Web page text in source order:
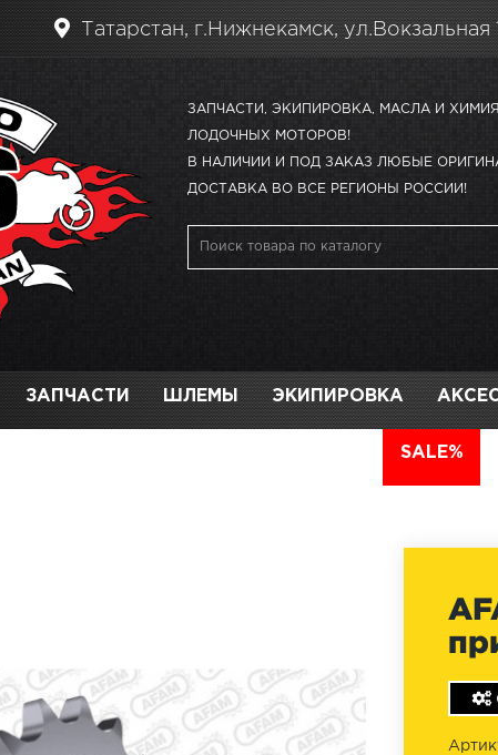
Татарстан, г.Нижнекамск, ул.Вокзальная
ЗАПЧАСТИ, ЭКИПИРОВКА, МАСЛА И
ЛОДОЧНЫХ МОТОРОВ!
В НАЛИЧИИ И ПОД ЗАКАЗ ЛЮБЫЕ
ДОСТАВКА ВО ВСЕ РЕГИОНЫ РОССИИ!
ЗАПЧАСТИ ШЛЕМЫ ЭКИПИРОВКА
SALE%